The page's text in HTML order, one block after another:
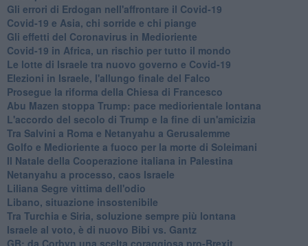
Gli errori di Erdogan nell'affrontare il Covid-19
Covid-19 e Asia, chi sorride e chi piange
Gli effetti del Coronavirus in Medioriente
Covid-19 in Africa, un rischio per tutto il mondo
Le lotte di Israele tra nuovo governo e Covid-19
Elezioni in Israele, l'allungo finale del Falco
Prosegue la riforma della Chiesa di Francesco
Abu Mazen stoppa Trump: pace mediorientale lontana
L'accordo del secolo di Trump e la fine di un'amicizia
Tra Salvini a Roma e Netanyahu a Gerusalemme
Golfo e Medioriente a fuoco per la morte di Soleimani
Il Natale della Cooperazione italiana in Palestina
Netanyahu a processo, caos Israele
Liliana Segre vittima dell'odio
Libano, situazione insostenibile
Tra Turchia e Siria, soluzione sempre più lontana
Israele al voto, è di nuovo Bibi vs. Gantz
GB: da Corbyn una scelta coraggiosa pro-Brexit